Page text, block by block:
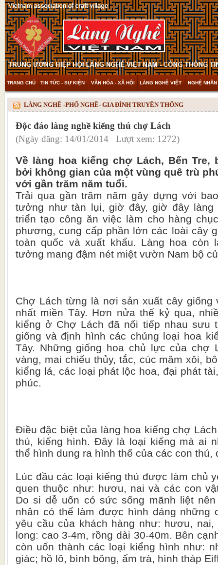
TRANG CHỦ TIN TỨC - SỰ KIỆN VĂN HÓA - XÃ HỘI LÀNG NGHỀ VIỆT NGHỆ
THAM KHẢO & KHÁM PHÁ VIDEO
LÀNG NGHỀ -PHỐ NGHỀ- GIA ĐÌNH TRUYỀN THỐNG
Độc đáo làng nghề kiểng thú chợ Lách
(Ngày đăng: 14/01/2014 Lượt xem: 1272)
Về làng hoa kiểng chợ Lách, Bến Tre,
bởi không gian của một vùng quê trù
với gần trăm năm tuổi.
Trải qua gần trăm năm gây dựng với
tưởng như tàn lụi, giờ đây, giờ đây làng
triển tạo công ăn việc làm cho hàng
phương, cung cấp phần lớn các loài cây
toàn quốc và xuất khẩu. Làng hoa còn
tưởng mang đậm nét miệt vườn Nam bộ
Chợ Lách từng là nơi sản xuất cây giống
nhất miền Tây. Hơn nửa thế kỷ qua,
kiểng ở Chợ Lách đã nối tiếp nhau sưu
giống và định hình các chủng loại hoa
Tây. Những giống hoa chủ lực của chợ
vàng, mai chiếu thủy, tắc, cúc mâm xôi,
kiểng lá, các loại phát lộc hoa, đại phát
phúc.
Điều đặc biệt của làng hoa kiểng chợ
thú, kiểng hình. Đây là loại kiểng mà ai
thể hình dung ra hình thế của các con thú,
Lúc đầu các loại kiểng thú được làm chủ
quen thuộc như: hươu, nai và các con
Do si dễ uốn có sức sống mãnh liệt
nhân có thể làm được hình dáng những
yêu cầu của khách hàng như: hươu, nai,
long: cao 3-4m, rồng dài 30-40m. Bên
còn uốn thành các loại kiểng hình như:
giác; hồ lô, bình bông, ấm trà, hình tháp